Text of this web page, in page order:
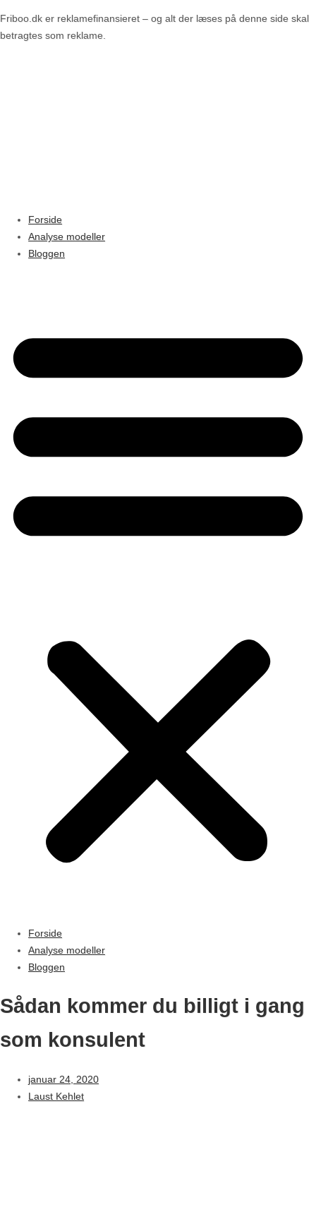
Friboo.dk er reklamefinansieret – og alt der læses på denne side skal
betragtes som reklame.
Forside
Analyse modeller
Bloggen
Forside
Analyse modeller
Bloggen
Sådan kommer du billigt i gang
som konsulent
januar 24, 2020
Laust Kehlet